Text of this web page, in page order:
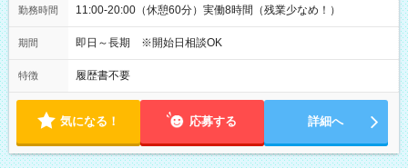
勤務時間 11:00-20:00（休憩60分）実働8時間（残業少なめ！）
期間 即日～長期 ※開始日相談OK
特徴 履歴書不要
気になる！ 応募する 詳細へ